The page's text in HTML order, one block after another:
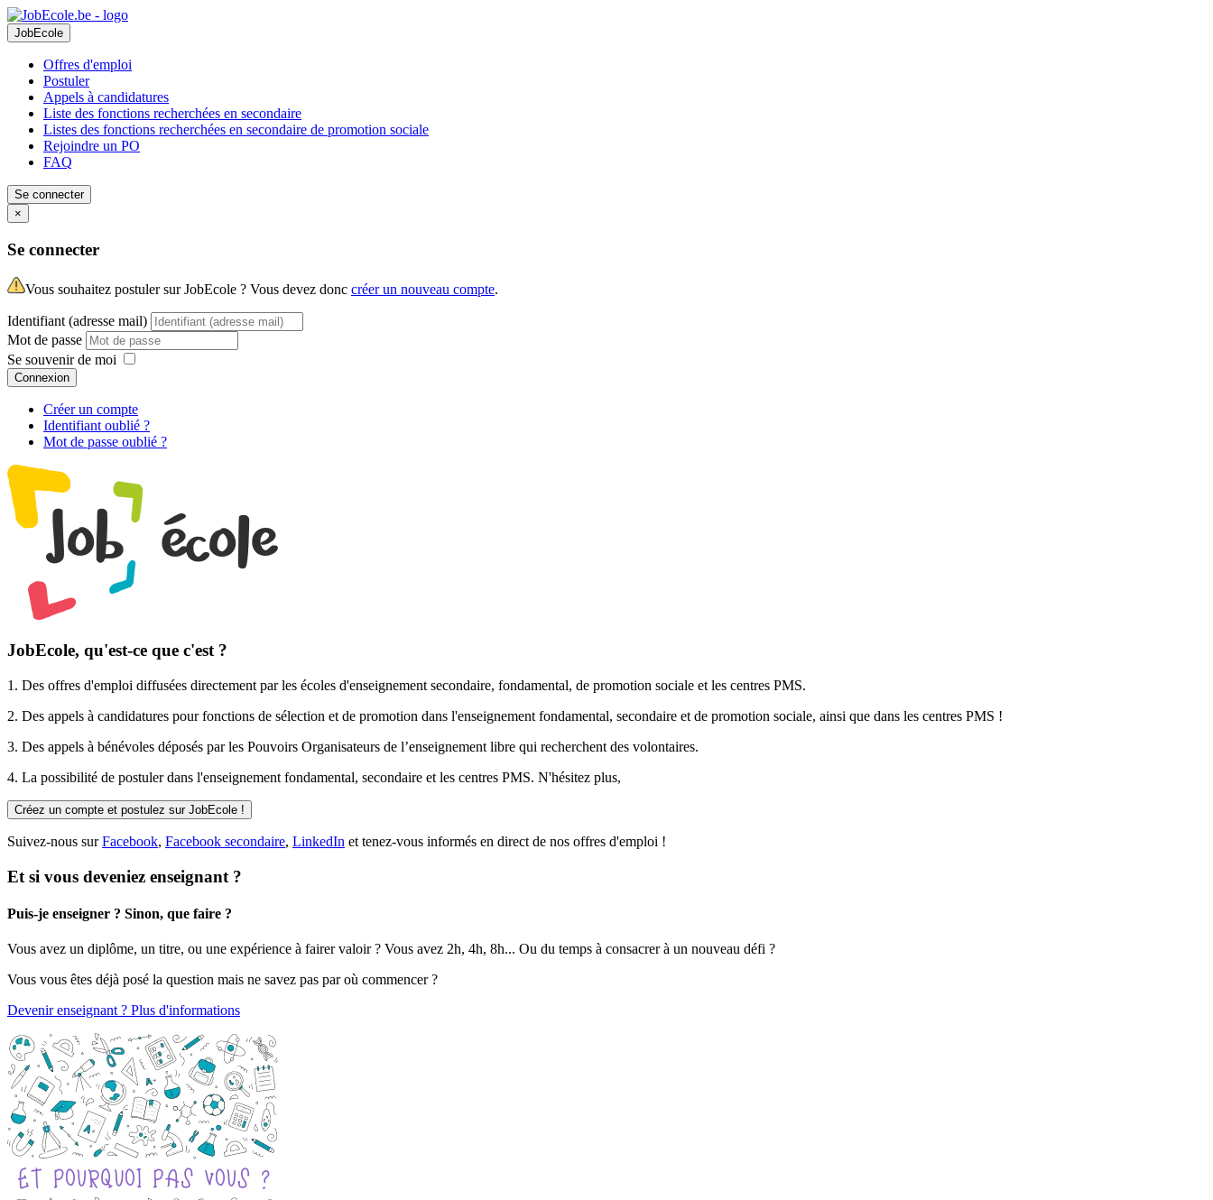
JobEcole
Offres d'emploi
Postuler
Appels à candidatures
Liste des fonctions recherchées en secondaire
Listes des fonctions recherchées en secondaire de promotion sociale
Rejoindre un PO
FAQ
Se connecter
×
Se connecter
Vous souhaitez postuler sur JobEcole ? Vous devez donc créer un nouveau compte.
Identifiant (adresse mail)
Mot de passe
Se souvenir de moi
Connexion
Créer un compte
Identifiant oublié ?
Mot de passe oublié ?
JobEcole, qu'est-ce que c'est ?
1. Des offres d'emploi diffusées directement par les écoles d'enseignement secondaire, fondamental, de promotion sociale et les centres PMS.
2. Des appels à candidatures pour fonctions de sélection et de promotion dans l'enseignement fondamental, secondaire et de promotion sociale, ainsi que dans les centres PMS !
3. Des appels à bénévoles déposés par les Pouvoirs Organisateurs de l’enseignement libre qui recherchent des volontaires.
4. La possibilité de postulerdans l'enseignement fondamental, secondaire et les centres PMS. N'hésitez plus,
Créez un compte et postulez sur JobEcole !
Suivez-nous surFacebook, Facebook secondaire, LinkedIn et tenez-vous informés en direct de nos offres d'emploi !
Et si vous deveniez enseignant ?
Puis-je enseigner ? Sinon, que faire ?
Vous avez un diplôme, un titre, ou une expérience à fairer valoir ? Vous avez 2h, 4h, 8h... Ou du temps à consacrer à un nouveau défi ?
Vous vous êtes déjà posé la question mais ne savez pas par où commencer ?
Devenir enseignant ? Plus d'informations